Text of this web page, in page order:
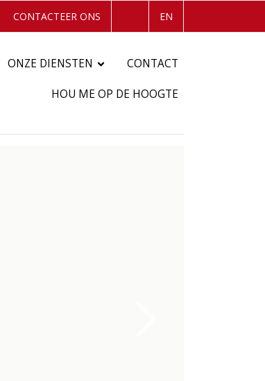
CONTACTEER ONS EN
ONZE DIENSTEN CONTACT
HOU ME OP DE HOOGTE